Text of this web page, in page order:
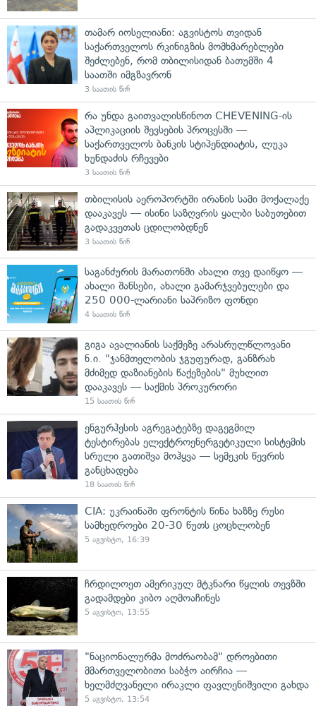
თამარ იოსელიანი: აგვისტოს თვიდან
საქართველოს რკინიგზის მომხმარებლები
შეძლებენ, რომ თბილისიდან ბათუმში 4
საათში იმგზავრონ
3 საათის წინ
რა უნდა გაითვალისწინოთ CHEVENING-ის
აპლიკაციის შევსების პროცესში —
საქართველოს ბანკის სტიპენდიატის, ლუკა
ხუნდაძის რჩევები
3 საათის წინ
თბილისის აეროპორტში ირანის სამი მოქალაქე
დააკავეს — ისინი საზღვრის ყალბი საბუთებით
გადაკვეთას ცდილობდნენ
3 საათის წინ
საგანძურის მარათონში ახალი თვე დაიწყო —
ახალი შანსები, ახალი გამარჯვებულები და
250 000-ლარიანი საპრიზო ფონდი
4 საათის წინ
გიგა ავალიანის საქმეზე არასრულწლოვანი
ნ.ი. "ჯანმთელობის ჯგუფურად, განზრახ
მძიმედ დაზიანების წაქეზების" მუხლით
დააკავეს — საქმის პროკურორი
15 საათის წინ
ენგურჰესის აგრეგატებზე დაგეგმილ
ტესტირებას ელექტროენერგეტიკული სისტემის
სრული გათიშვა მოჰყვა — სემეკის წევრის
განცხადება
18 საათის წინ
CIA: უკრაინაში ფრონტის წინა ხაზზე რუსი
სამხედროები 20-30 წუთს ცოცხლობენ
5 აგვისტო, 16:39
ჩრდილოეთ ამერიკულ მტკნარი წყლის თევზში
გადამდები კიბო აღმოაჩინეს
5 აგვისტო, 13:55
"ნაციონალურმა მოძრაობამ" დროებითი
მმართველობითი საბჭო აირჩია —
ხელმძღვანელი ირაკლი ფავლენიშვილი გახდა
5 აგვისტო, 13:54